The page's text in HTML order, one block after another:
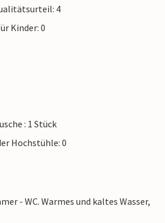
4
Kinder: 0
: 1 Stück
Hochstühle: 0
- WC. Warmes und kaltes Wasser,